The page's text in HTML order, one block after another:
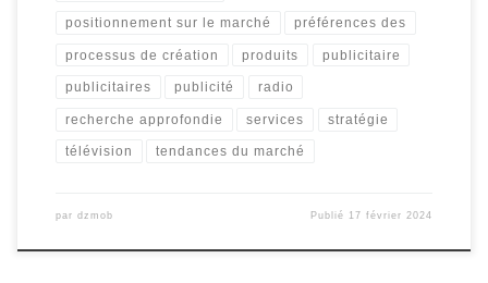
positionnement sur le marché préférences des
processus de création produits publicitaire
publicitaires publicité radio
recherche approfondie services stratégie
télévision tendances du marché
par dzmob Publié 17 février 2024